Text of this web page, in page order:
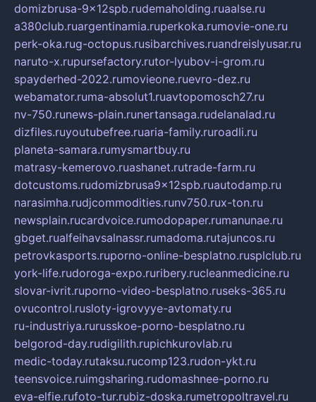
domizbrusa-9x12spb.rudemaholding.ruaalse.ru
a380club.ruargentinamia.ruperkoka.rumovie-one.ru
perk-oka.rug-octopus.rusibarchives.ruandreislyusar.ru
naruto-x.rupursefactory.rutor-lyubov-i-grom.ru
spayderhed-2022.rumovieone.ruevro-dez.ru
webamator.ruma-absolut1.ruavtopomosch27.ru
nv-750.runews-plain.runertansaga.rudelanalad.ru
dizfiles.ruyoutubefree.ruaria-family.ruroadli.ru
planeta-samara.rumysmartbuy.ru
matrasy-kemerovo.ruashanet.rutrade-farm.ru
dotcustoms.rudomizbrusa9x12spb.ruautodamp.ru
narasimha.rudjcommodities.runv750.rux-ton.ru
newsplain.rucardvoice.rumodopaper.rumanunae.ru
gbget.rualfeihavsalnassr.rumadoma.rutajuncos.ru
petrovkasports.ruporno-online-besplatno.rusplclub.ru
york-life.rudoroga-expo.ruribery.rucleanmedicine.ru
slovar-ivrit.ruporno-video-besplatno.ruseks-365.ru
ovucontrol.rusloty-igrovyye-avtomaty.ru
ru-industriya.rurusskoe-porno-besplatno.ru
belgorod-day.rudigilith.rupichkurovlab.ru
medic-today.rutaksu.rucomp123.rudon-ykt.ru
teensvoice.ruimgsharing.rudomashnee-porno.ru
eva-elfie.rufoto-tur.rubiz-doska.rumetropoltravel.ru